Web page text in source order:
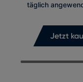
täglich
Jetzt